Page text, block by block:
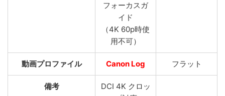
フォーカスガ
イド
（4K 60p時使
用不可）
動画プロファイル Canon Log フラット
備考
DCI 4K クロッ